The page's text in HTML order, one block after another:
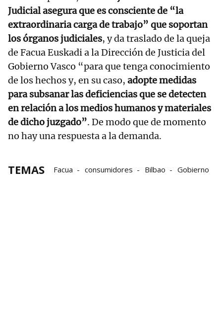
Judicial asegura que es consciente de “la
extraordinaria carga de trabajo” que soportan
los órganos judiciales, y da traslado de la queja
de Facua Euskadi a la Dirección de Justicia del
Gobierno Vasco “para que tenga conocimiento
de los hechos y, en su caso, adopte medidas
para subsanar las deficiencias que se detecten
en relación a los medios humanos y materiales
de dicho juzgado”. De modo que de momento
no hay una respuesta a la demanda.
TEMAS Facua consumidores Bilbao Gobierno